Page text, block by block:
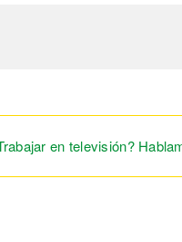
en televisión?